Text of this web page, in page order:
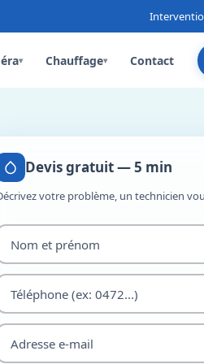
▾ Chauffage▾ Contact
Devis gratuit — 5 min
votre problème, un technicien